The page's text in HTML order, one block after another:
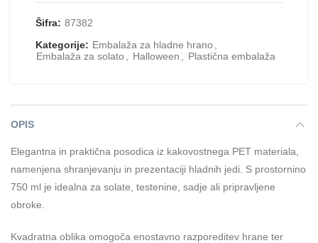
Šifra: 87382
Kategorije: Embalaža za hladne hrano
Embalaža za solato
Halloween Plastična embalaža
OPIS
Elegantna in praktična posodica iz kakovostnega PET materiala,
namenjena shranjevanju in prezentaciji hladnih jedi. S prostornino
750 ml je idealna za solate, testenine, sadje ali pripravljene
obroke.
Kvadratna oblika omogoča enostavno razporeditev hrane ter